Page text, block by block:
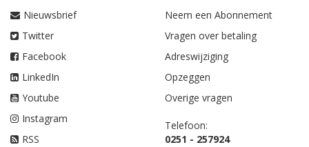
Nieuwsbrief
Twitter
Facebook
LinkedIn
Youtube
Instagram
RSS
Neem een Abonnement
Vragen over betaling
Adreswijziging
Opzeggen
Overige vragen
Telefoon:
0251 - 257924